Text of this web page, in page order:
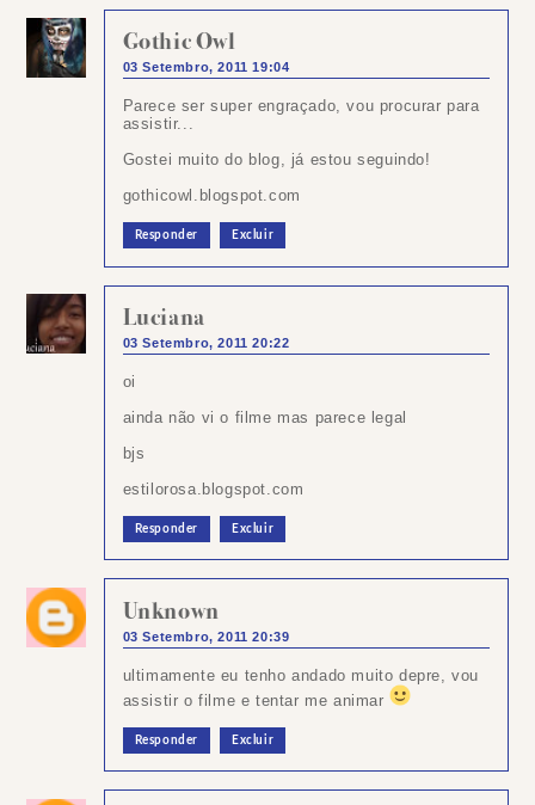
Gothic Owl
03 Setembro, 2011 19:04
Parece ser super engraçado, vou procurar para
assistir...
Gostei muito do blog, já estou seguindo!
gothicowl.blogspot.com
Responder Excluir
Luciana
03 Setembro, 2011 20:22
oi
ainda não vi o filme mas parece legal
bjs
estilorosa.blogspot.com
Responder Excluir
Unknown
03 Setembro, 2011 20:39
ultimamente eu tenho andado muito depre, vou
assistir o filme e tentar me animar
Responder Excluir